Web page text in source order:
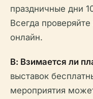
праздничные дни
Всегда
онлайн.
В: Взимается ли
выставок
мероприятия